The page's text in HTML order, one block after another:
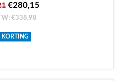
€280,15
€338,98
KORTING